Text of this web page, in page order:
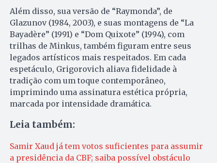
Além disso, sua versão de “Raymonda”, de
Glazunov (1984, 2003), e suas montagens de “La
Bayadère” (1991) e “Dom Quixote” (1994), com
trilhas de Minkus, também figuram entre seus
legados artísticos mais respeitados. Em cada
espetáculo, Grigorovich aliava fidelidade à
tradição com um toque contemporâneo,
imprimindo uma assinatura estética própria,
marcada por intensidade dramática.
Leia também:
Samir Xaud já tem votos suficientes para assumir
a presidência da CBF; saiba possível obstáculo